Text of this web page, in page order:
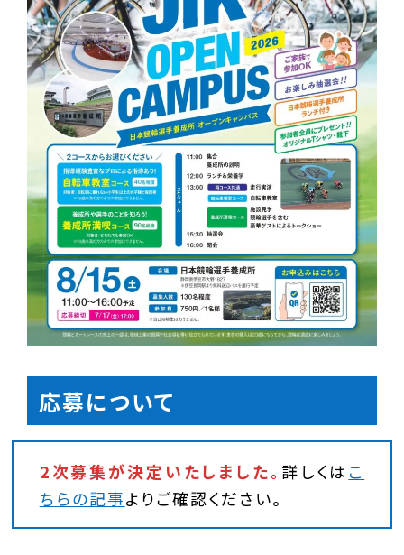
応募について
2次募集が決定いたしました。 詳しくは こ
ちらの記事よりご確認ください。